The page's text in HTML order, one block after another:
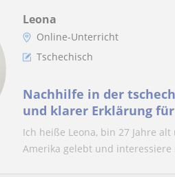
Leona
Online-Unterricht
Tschechisch
Nachhilfe in der
und klarer Erklärung
bevorzuge Online-
Ich heiße Leona, bin 27 Jahre
Amerika gelebt und interessiere